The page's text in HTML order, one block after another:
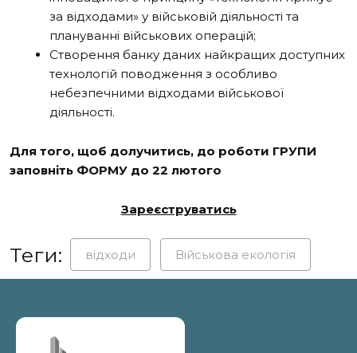
за відходами» у військовій діяльності та
плануванні військових операцій;
Створення банку даних найкращих доступних
технологій поводження з особливо
небезпечними відходами військової
діяльності.
Для того, щоб долучитись, до роботи ГРУПИ
заповніть ФОРМУ до 22 лютого
Зареєструватись
Теги: відходи Військова екологія